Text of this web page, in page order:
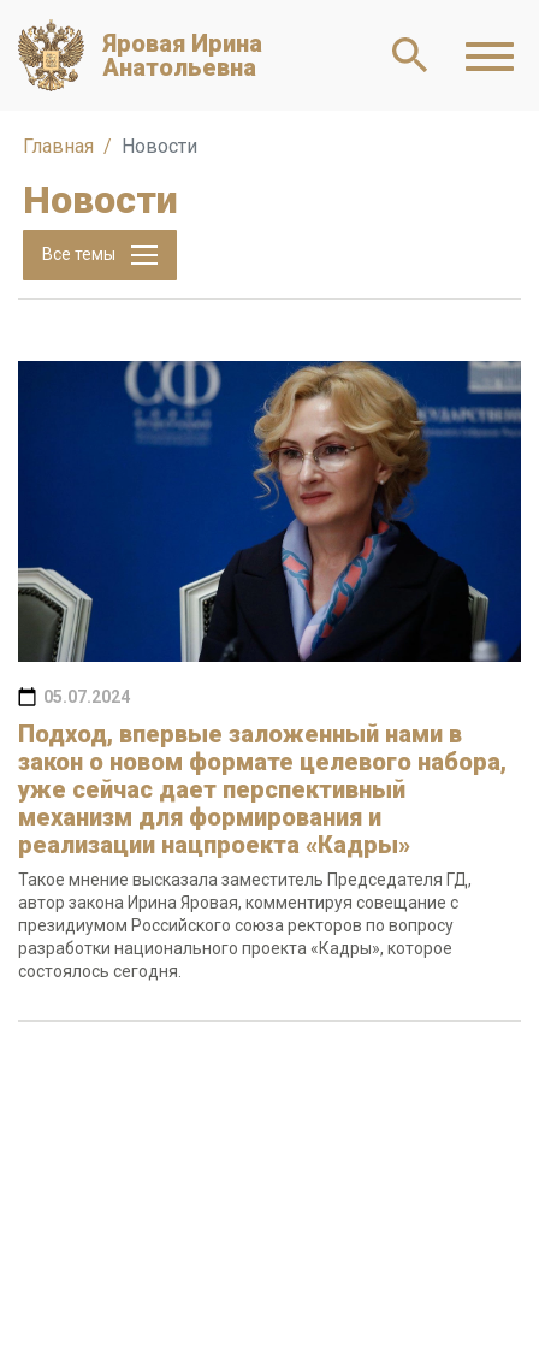
Яровая Ирина
Анатольевна
Главная Новости
Новости
Все темы
05.07.2024
Подход, впервые заложенный нами в
закон о новом формате целевого набора,
уже сейчас дает перспективный
механизм для формирования и
реализации нацпроекта «Кадры»
Такое мнение высказала заместитель Председателя ГД,
автор закона Ирина Яровая, комментируя совещание с
президиумом Российского союза ректоров по вопросу
разработки национального проекта «Кадры», которое
состоялось сегодня.